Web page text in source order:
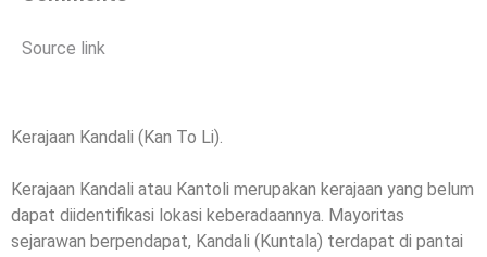
Source link
Kerajaan Kandali (Kan To Li).
Kerajaan Kandali atau Kantoli merupakan kerajaan yang belum
dapat diidentifikasi lokasi keberadaannya. Mayoritas
sejarawan berpendapat, Kandali (Kuntala) terdapat di pantai